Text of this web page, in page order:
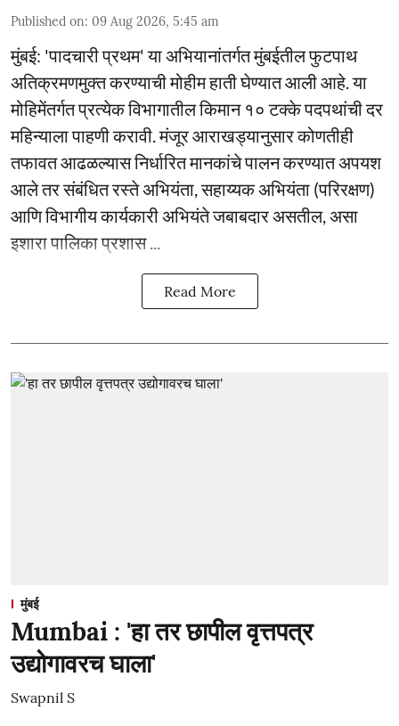
Published on: 09 Aug 2026, 5:45 am
मुंबई: 'पादचारी प्रथम' या अभियानांतर्गत मुंबईतील फुटपाथ
अतिक्रमणमुक्त करण्याची मोहीम हाती घेण्यात आली आहे. या
मोहिमेंतर्गत प्रत्येक विभागातील किमान १० टक्के पदपथांची दर
महिन्याला पाहणी करावी. मंजूर आराखड्यानुसार कोणतीही
तफावत आढळल्यास निर्धारित मानकांचे पालन करण्यात अपयश
आले तर संबंधित रस्ते अभियंता, सहाय्यक अभियंता (परिरक्षण)
आणि विभागीय कार्यकारी अभियंते जबाबदार असतील, असा
इशारा पालिका प्रशास ...
Read More
मुंबई
Mumbai : 'हा तर छापील वृत्तपत्र
उद्योगावरच घाला'
Swapnil S